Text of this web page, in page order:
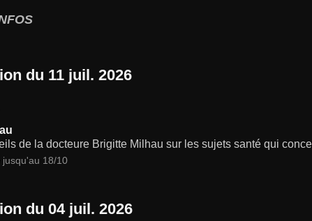
du 11 juil. 2026
de la docteure Brigitte Milhau sur les sujets santé qui
jusqu'au 18/10
du 04 juil. 2026